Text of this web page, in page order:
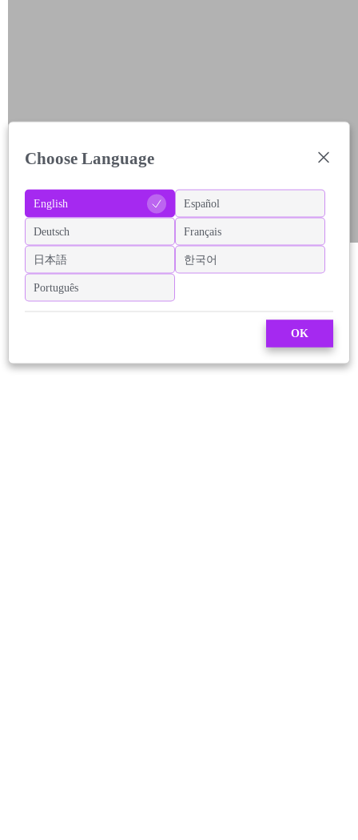
Choose Language
English Español
Deutsch Français
日本語 한국어
Português
OK